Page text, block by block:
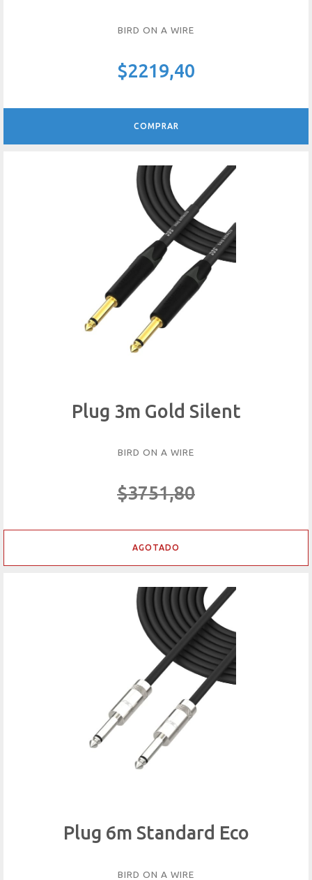
BIRD ON A WIRE
$2219,40
COMPRAR
Plug 3m Gold Silent
BIRD ON A WIRE
$3751,80
AGOTADO
Plug 6m Standard Eco
BIRD ON A WIRE